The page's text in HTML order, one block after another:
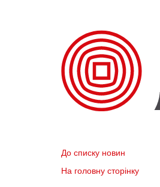
До списку новин
На головну сторінку